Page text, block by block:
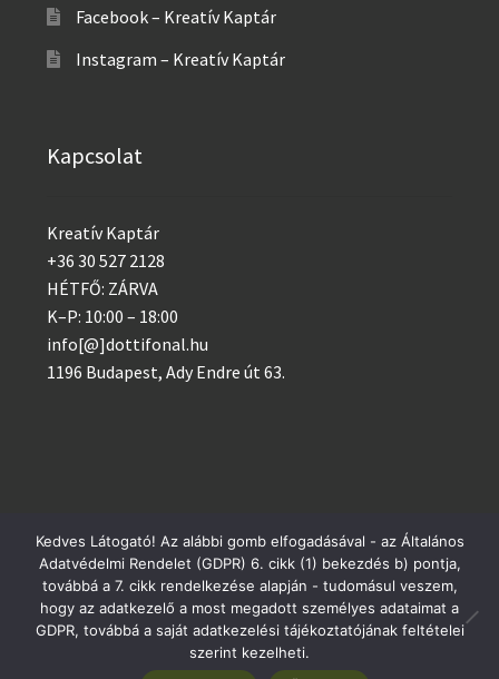
Postai csomagküldés szerdánként, GLS minden nap!
Bezárás
Facebook – Kreatív Kaptár
Instagram – Kreatív Kaptár
Kapcsolat
Kreatív Kaptár
+36 30 527 2128
HÉTFŐ: ZÁRVA
K–P: 10:00 – 18:00
info[@]dottifonal.hu
1196 Budapest, Ady Endre út 63.
© 2014 - 2023 Kreatív Kaptár
Adatvédelem
Kedves Látogató! Az alábbi gomb elfogadásával - az Általános
Adatvédelmi Rendelet (GDPR) 6. cikk (1) bekezdés b) pontja,
továbbá a 7. cikk rendelkezése alapján - tudomásul veszem,
hogy az adatkezelő a most megadott személyes adataimat a
GDPR, továbbá a saját adatkezelési tájékoztatójának feltételei
szerint kezelheti.